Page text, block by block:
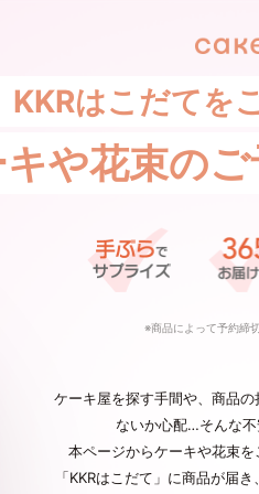
KKRはこだてを
や花束の
※商品によって予約締
ケーキ屋を探す手間や、商品
ないか心配…そんな
本ページからケーキや花束
「KKRはこだて」に商品が届